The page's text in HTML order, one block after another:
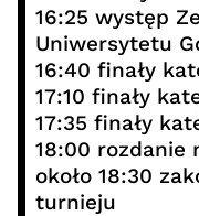
16:25 występ
Uniwersytetu
16:40 finały
17:10 finały
17:35 finały
18:00 rozdanie
około 18:30
turnieju